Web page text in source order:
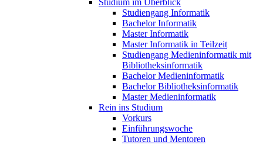
Studiengang Informatik
Bachelor Informatik
Master Informatik
Master Informatik in Teilzeit
Studiengang Medieninformatik mit
Bibliotheksinformatik
Bachelor Medieninformatik
Bachelor Bibliotheksinformatik
Master Medieninformatik
Rein ins Studium
Vorkurs
Einführungswoche
Tutoren und Mentoren